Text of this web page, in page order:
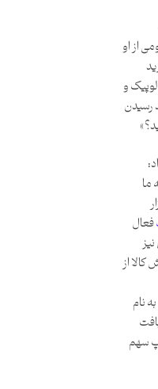
از او
و
رسیدن
ما
فعال
از
نام
سهم